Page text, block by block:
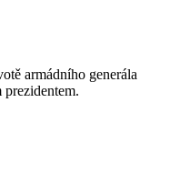
armádního generála
prezidentem.